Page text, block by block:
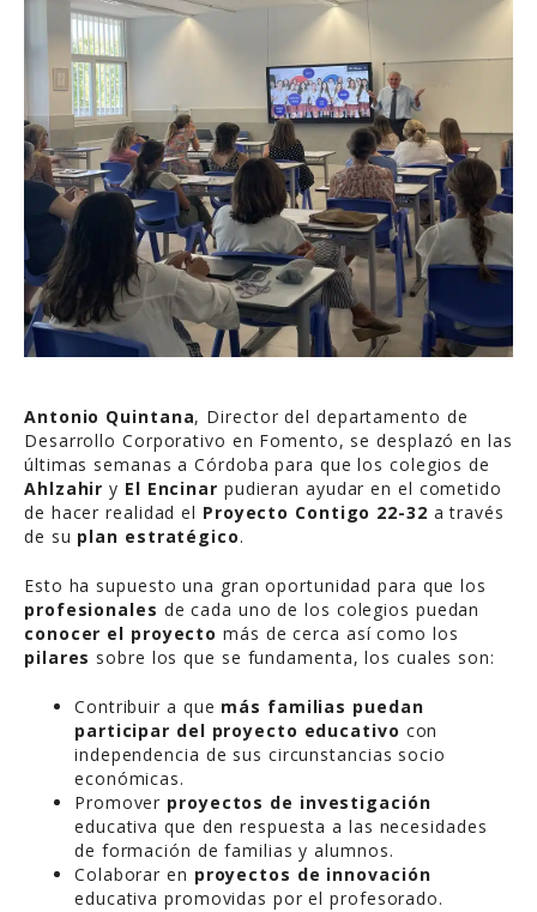
Antonio Quintana, Director del departamento de
Desarrollo Corporativo en Fomento, se desplazó en las
últimas semanas a Córdoba para que los colegios de
Ahlzahir y El Encinar pudieran ayudar en el cometido
de hacer realidad el Proyecto Contigo 22-32 a través
de su plan estratégico.
Esto ha supuesto una gran oportunidad para que los
profesionales de cada uno de los colegios puedan
conocer el proyecto más de cerca así como los
pilares sobre los que se fundamenta, los cuales son:
Contribuir a que más familias puedan
participar del proyecto educativo con
independencia de sus circunstancias socio
económicas.
Promover proyectos de investigación
educativa que den respuesta a las necesidades
de formación de familias y alumnos.
Colaborar en proyectos de innovación
educativa promovidas por el profesorado.